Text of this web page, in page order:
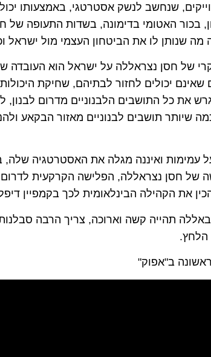
שנחשב לנשק אסטרטגי, באמצעותו
בכור האטומי בדימונה, בשדות התעופה של
מה שנותן לו את הביטחון העצמי מול ישראל
של חסן נצראללה על ישראל הוא העובדה
שאינם יכולים לחזור לבתיהם, שחיקת
את כל התושבים הלבנוניים מדרום
שיותר תושבים לבנוניים מאזור הבקאע
עמימות ואיננה מגלה את האסטרטגיה שלה,
חסן נצראללה, הפלישה הקרקעית לדרום
את הקהילה הבינלאומית לכך בקמפיין
תהייה קשה וארוכה, צריך הרבה
הלחץ.
ב"אפוק"